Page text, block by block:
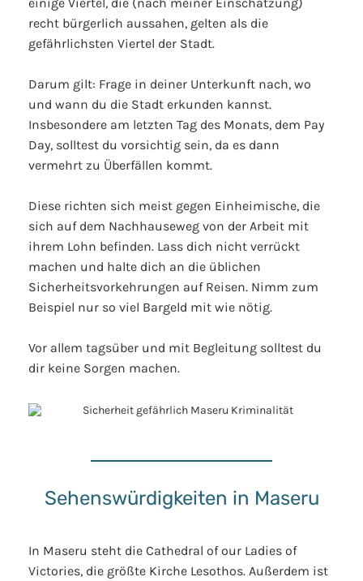
recht bürgerlich aussahen, gelten als die
gefährlichsten Viertel der Stadt.
Darum gilt: Frage in deiner Unterkunft nach, wo
und wann du die Stadt erkunden kannst.
Insbesondere am letzten Tag des Monats, dem Pay
Day, solltest du vorsichtig sein, da es dann
vermehrt zu Überfällen kommt.
Diese richten sich meist gegen Einheimische, die
sich auf dem Nachhauseweg von der Arbeit mit
ihrem Lohn befinden. Lass dich nicht verrückt
machen und halte dich an die üblichen
Sicherheitsvorkehrungen auf Reisen. Nimm zum
Beispiel nur so viel Bargeld mit wie nötig.
Vor allem tagsüber und mit Begleitung solltest du
dir keine Sorgen machen.
Sehenswürdigkeiten in Maseru
In Maseru steht die Cathedral of our Ladies of
Victories, die größte Kirche Lesothos. Außerdem ist